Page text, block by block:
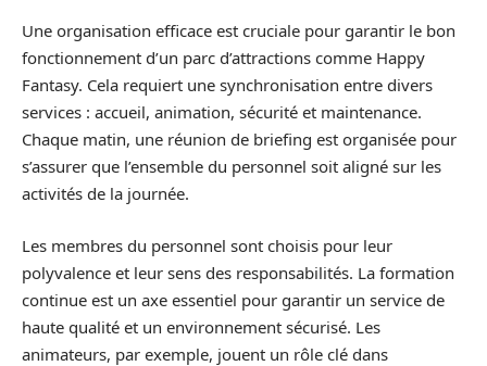
Une organisation efficace est cruciale pour garantir le bon
fonctionnement d’un parc d’attractions comme Happy
Fantasy. Cela requiert une synchronisation entre divers
services : accueil, animation, sécurité et maintenance.
Chaque matin, une réunion de briefing est organisée pour
s’assurer que l’ensemble du personnel soit aligné sur les
activités de la journée.
Les membres du personnel sont choisis pour leur
polyvalence et leur sens des responsabilités. La formation
continue est un axe essentiel pour garantir un service de
haute qualité et un environnement sécurisé. Les
animateurs, par exemple, jouent un rôle clé dans